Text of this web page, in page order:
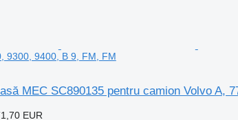
9300, 9400, B 9, FM, FM
MEC SC890135 pentru camion Volvo A,
EUR